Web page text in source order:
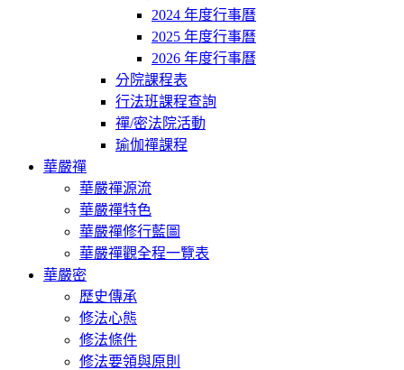
2024 年度行事曆
2025 年度行事曆
2026 年度行事曆
分院課程表
行法班課程查詢
禪/密法院活動
瑜伽禪課程
華嚴禪
華嚴禪源流
華嚴禪特色
華嚴禪修行藍圖
華嚴禪觀全程一覽表
華嚴密
歷史傳承
修法心態
修法條件
修法要領與原則